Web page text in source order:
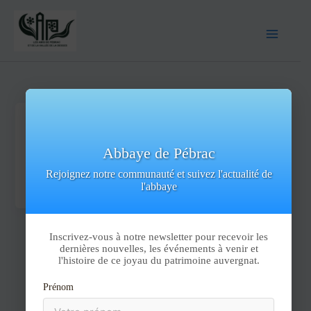
0 évènements found. Les Amis de Pebrac Il n’y a pas
d’évènements à venir. Il n’y a pas d’évènements à […]
Abbaye de Pébrac
Rejoignez notre communauté et suivez l'actualité de
l'abbaye
Inscrivez-vous à notre newsletter pour recevoir les
dernières nouvelles, les événements à venir et
l'histoire de ce joyau du patrimoine auvergnat.
Prénom